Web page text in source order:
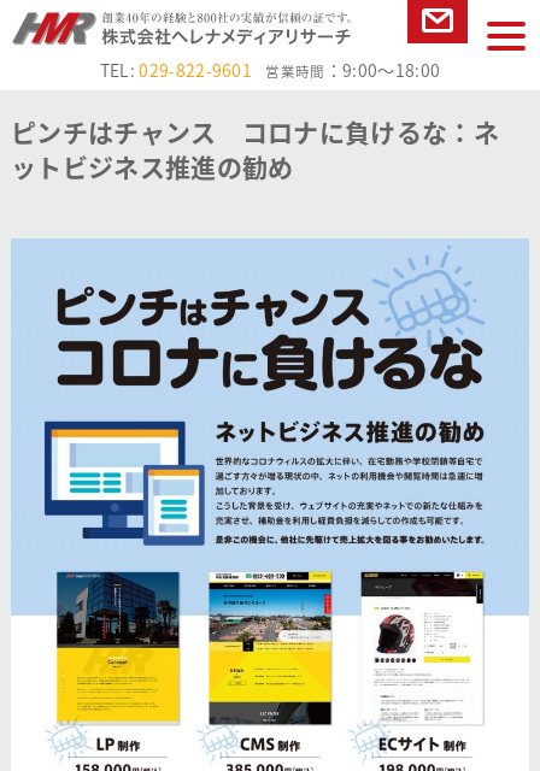
本文へ
わせ
TEL:029-822-9601 営業時間 ：9:00～18:00
ピンチはチャンス コロナに負けるな：ネ
ットビジネス推進の勧め